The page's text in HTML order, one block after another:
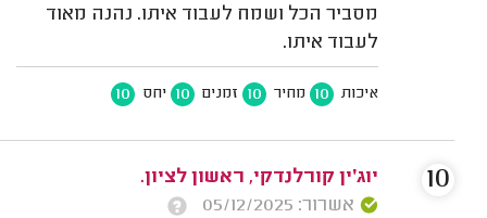
מסביר הכל ושמח לעבוד איתו. נהנה מאוד
לעבוד איתו.
איכות 10 מחיר 10 זמנים 10 יחס 10
יוג׳ין קורלנדקי, ראשון לציון.
אשרור: 05/12/2025
10